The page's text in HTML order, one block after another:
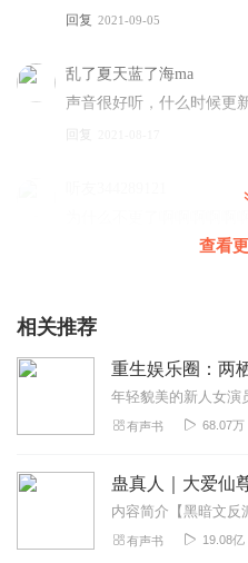
回复 2021-09-05
乱了夏天蓝了海ma
声音很好听，什么时候更
回复
声音好好听，希望up小姐
2023-06-21
后知后觉_9x1
2020-12-30
mm75ncucreyxxiwgovn8
查看
相关推荐
有声书 68.07万
有声书 19.08亿